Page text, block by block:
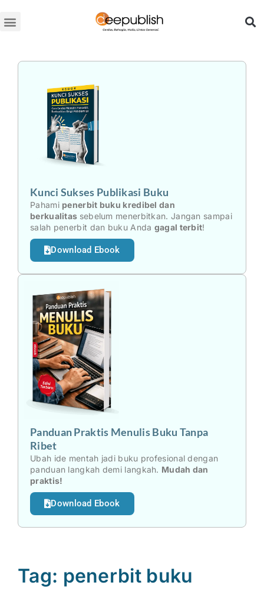
ke
Kunci Sukses Publikasi Buku
Pahami penerbit buku kredibel dan
berkualitas sebelum menerbitkan. Jangan sampai
salah penerbit dan buku Anda gagal terbit!
Download Ebook
Panduan Praktis Menulis Buku Tanpa
Ribet
Ubah ide mentah jadi buku profesional dengan
panduan langkah demi langkah. Mudah dan
praktis!
Download Ebook
Tag: penerbit buku